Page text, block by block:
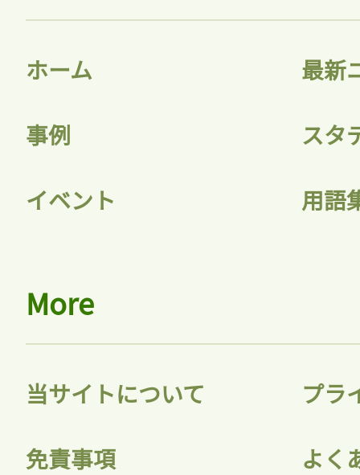
ホーム 最新
事例 スタ
イベント 用語
More
当サイトについて プラ
免責事項 よく